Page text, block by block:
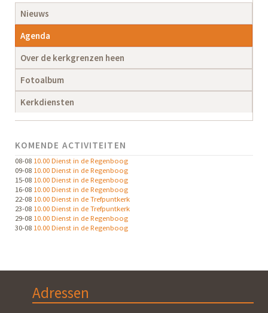
Navigatie
overslaan
Nieuws
Agenda
Over de kerkgrenzen heen
Fotoalbum
Kerkdiensten
KOMENDE ACTIVITEITEN
08-08 10.00 Dienst in de Regenboog
09-08 10.00 Dienst in de Regenboog
15-08 10.00 Dienst in de Regenboog
16-08 10.00 Dienst in de Regenboog
22-08 10.00 Dienst in de Trefpuntkerk
23-08 10.00 Dienst in de Trefpuntkerk
29-08 10.00 Dienst in de Regenboog
30-08 10.00 Dienst in de Regenboog
Adressen